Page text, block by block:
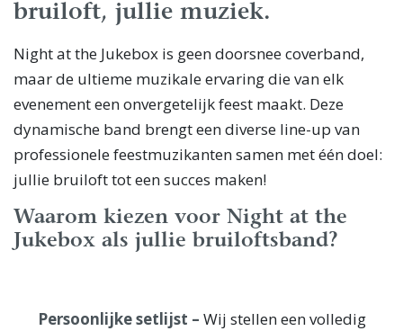
bruiloft, jullie muziek.
Night at the Jukebox is geen doorsnee coverband,
maar de ultieme muzikale ervaring die van elk
evenement een onvergetelijk feest maakt. Deze
dynamische band brengt een diverse line-up van
professionele feestmuzikanten samen met één doel:
jullie bruiloft tot een succes maken!
Waarom kiezen voor Night at the
Jukebox als jullie bruiloftsband?
Persoonlijke setlijst – Wij stellen een volledig